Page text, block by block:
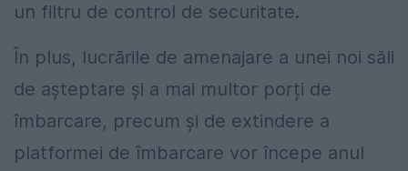
un filtru de control de securitate.
În plus, lucrările de amenajare a unei noi săli
de așteptare și a mai multor porți de
îmbarcare, precum și de extindere a
platformei de îmbarcare vor începe anul